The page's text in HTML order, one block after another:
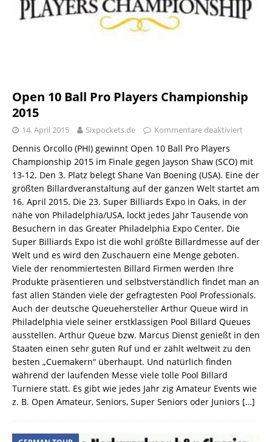
Open 10 Ball Pro Players Championship
2015
14. April 2015 Sixpockets.de Kommentare deaktiviert
Dennis Orcollo (PHI) gewinnt Open 10 Ball Pro Players
Championship 2015 im Finale gegen Jayson Shaw (SCO) mit
13-12. Den 3. Platz belegt Shane Van Boening (USA). Eine der
größten Billardveranstaltung auf der ganzen Welt startet am
16. April 2015. Die 23. Super Billiards Expo in Oaks, in der
nähe von Philadelphia/USA, lockt jedes Jahr Tausende von
Besuchern in das Greater Philadelphia Expo Center. Die
Super Billiards Expo ist die wohl größte Billardmesse auf der
Welt und es wird den Zuschauern eine Menge geboten.
Viele der renommiertesten Billard Firmen werden Ihre
Produkte präsentieren und selbstverständlich findet man an
fast allen Ständen viele der gefragtesten Pool Professionals.
Auch der deutsche Queuehersteller Arthur Queue wird in
Philadelphia viele seiner erstklassigen Pool Billard Queues
ausstellen. Arthur Queue bzw. Marcus Dienst genießt in den
Staaten einen sehr guten Ruf und er zählt weltweit zu den
besten „Cuemakern“ überhaupt. Und natürlich finden
während der laufenden Messe viele tolle Pool Billard
Turniere statt. Es gibt wie jedes Jahr zig Amateur Events wie
z. B. Open Amateur, Seniors, Super Seniors oder Juniors […]